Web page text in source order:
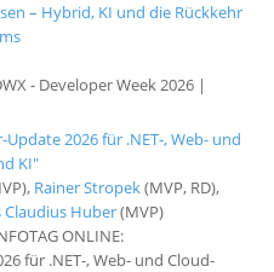
– Hybrid, KI und die Rückkehr
- Developer Week 2026 |
2026 für .NET-, Web- und
KI"
Rainer Stropek(MVP, RD),
Claudius Huber(MVP)
ONLINE:
für .NET-, Web- und Cloud-